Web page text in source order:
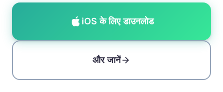
iOS के लिए डाउनलोड
और जानें